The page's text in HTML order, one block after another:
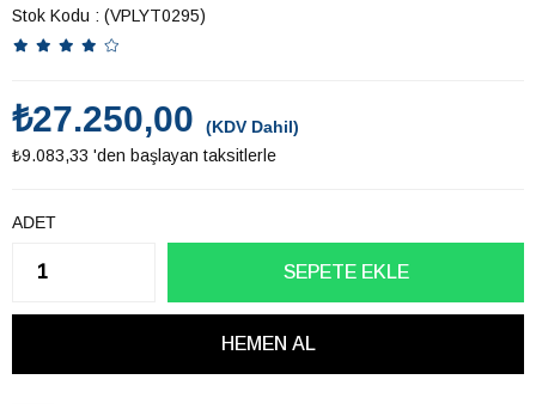
Stok Kodu (VPLYT0295)
₺27.250,00
(KDV Dahil)
₺9.083,33 'den başlayan taksitlerle
ADET